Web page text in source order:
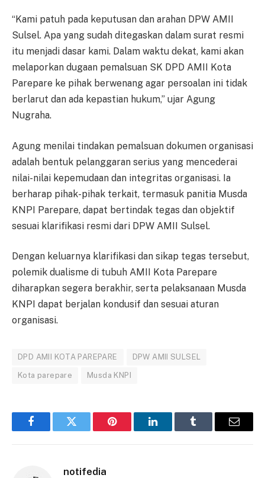
“Kami patuh pada keputusan dan arahan DPW AMII
Sulsel. Apa yang sudah ditegaskan dalam surat resmi
itu menjadi dasar kami. Dalam waktu dekat, kami akan
melaporkan dugaan pemalsuan SK DPD AMII Kota
Parepare ke pihak berwenang agar persoalan ini tidak
berlarut dan ada kepastian hukum,” ujar Agung
Nugraha.
Agung menilai tindakan pemalsuan dokumen organisasi
adalah bentuk pelanggaran serius yang mencederai
nilai-nilai kepemudaan dan integritas organisasi. Ia
berharap pihak-pihak terkait, termasuk panitia Musda
KNPI Parepare, dapat bertindak tegas dan objektif
sesuai klarifikasi resmi dari DPW AMII Sulsel.
Dengan keluarnya klarifikasi dan sikap tegas tersebut,
polemik dualisme di tubuh AMII Kota Parepare
diharapkan segera berakhir, serta pelaksanaan Musda
KNPI dapat berjalan kondusif dan sesuai aturan
organisasi.
DPD AMII KOTA PAREPARE DPW AMII SULSEL
Kota parepare Musda KNPI
FacebookTwitter Pinterest LinkedInTumblr Email
notifedia